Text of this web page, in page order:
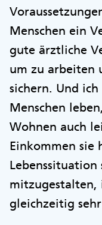
Menschen ein
gute ärztliche
um zu arbeiten
sichern. Und
Menschen
Wohnen auch
Einkommen sie
Lebenssituation
mitzugestalten,
gleichzeitig